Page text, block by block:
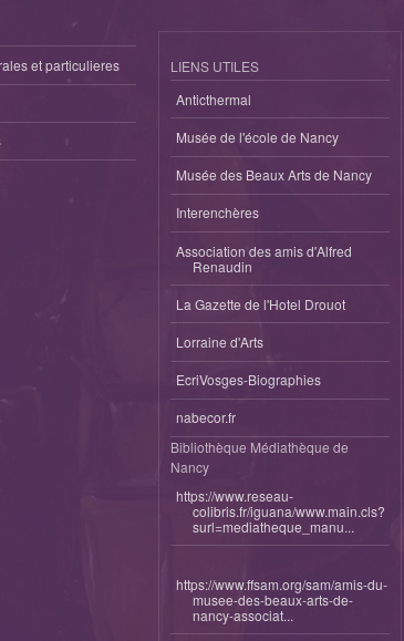
et particulieres
LIENS UTILES
Anticthermal
Musée de l'école de Nancy
Musée des Beaux Arts de Nancy
Interenchères
Association des amis d'Alfred
Renaudin
La Gazette de l'Hotel Drouot
Lorraine d'Arts
EcriVosges-Biographies
nabecor.fr
Bibliothèque Médiathèque de
Nancy
https://www.reseau-
colibris.fr/iguana/www.main.cls?
surl=mediatheque_manu...
https://www.ffsam.org/sam/amis-du-
musee-des-beaux-arts-de-
nancy-associat...